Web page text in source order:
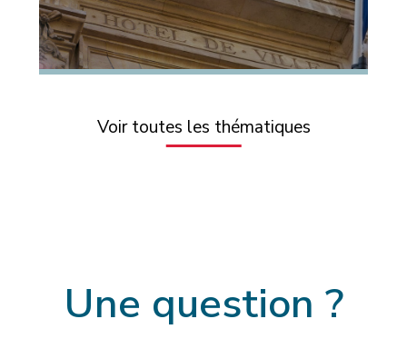
Voir toutes les thématiques
Une question ?